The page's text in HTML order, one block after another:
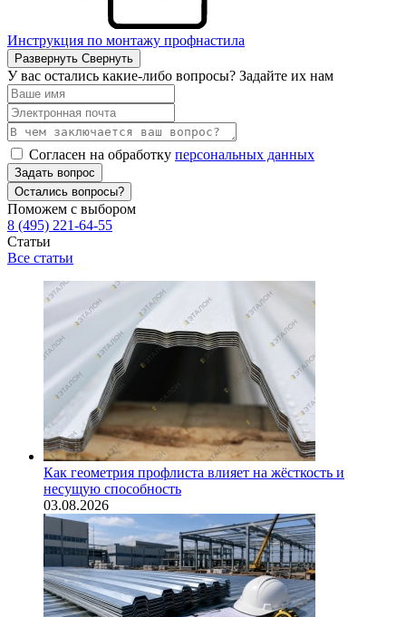
Инструкция по монтажу профнастила
Развернуть Свернуть
У вас остались какие-либо вопросы? Задайте их нам
Согласен на обработку персональных данных
Задать вопрос
Остались вопросы?
Поможем с выбором
8 (495) 221-64-55
Статьи
Все статьи
Как геометрия профлиста влияет на жёсткость и
несущую способность
03.08.2026